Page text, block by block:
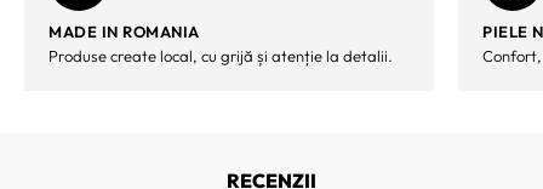
MADE IN ROMANIA
Produse create local, cu grijă și atenție la detalii.
PIELE
RECENZII